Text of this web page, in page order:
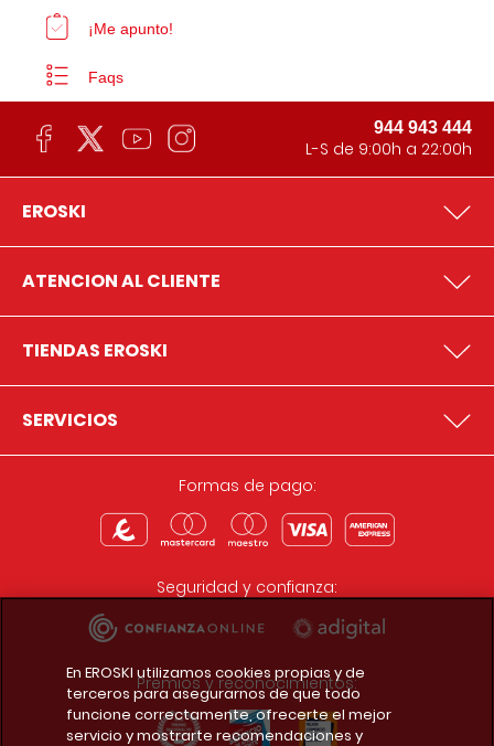
¡Me apunto!
Faqs
944 943 444
L-S de 9:00h a 22:00h
EROSKI
ATENCION AL CLIENTE
TIENDAS EROSKI
SERVICIOS
Formas de pago:
Seguridad y confianza:
Premios y reconocimientos:
En EROSKI utilizamos cookies propias y de
terceros para asegurarnos de que todo
funcione correctamente, ofrecerte el mejor
servicio y mostrarte recomendaciones y